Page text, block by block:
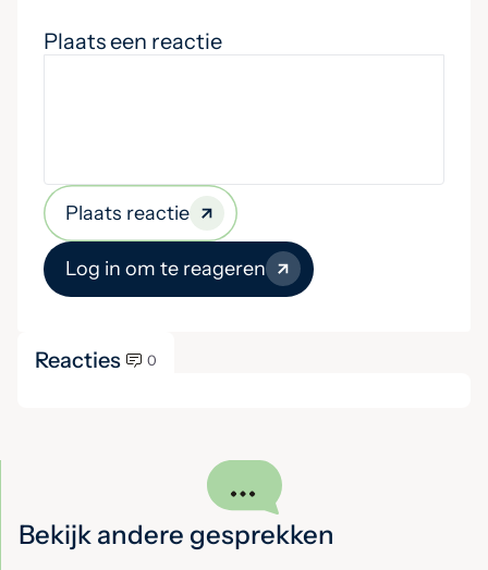
Plaats een reactie
Plaats reactie
Log in om te reageren
Reacties 0
Bekijk andere gesprekken